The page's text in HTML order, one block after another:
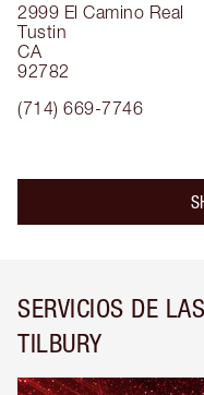
2999 El Camino Real
Tustin
CA
92782
(714) 669-7746
SERVICIOS DE
TILBURY